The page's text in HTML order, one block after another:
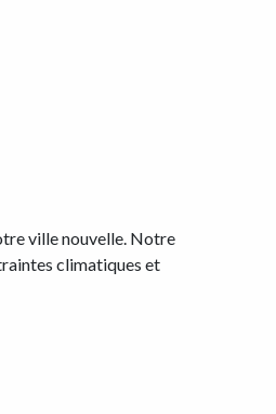
ville nouvelle. Notre
climatiques et